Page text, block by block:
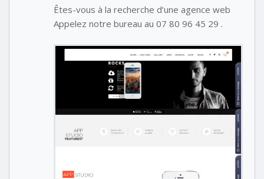
Êtes-vous à la recherche d’une agence web
Appelez notre bureau au 07 80 96 45 29 .